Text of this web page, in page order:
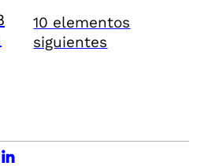
10 elementos
siguientes